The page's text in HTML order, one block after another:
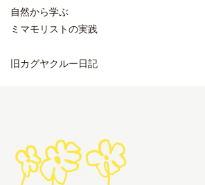
自然から学ぶ
ミマモリストの実践
旧カグヤクルー日記